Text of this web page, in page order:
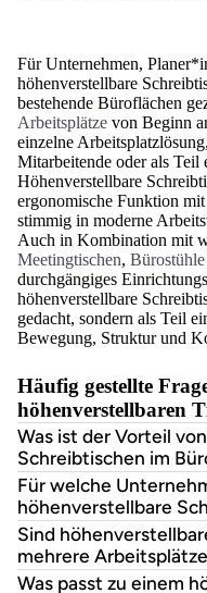
Für Unternehmen,
höhenverstellbare
bestehende Büroflächen
Arbeitsplätze von Beginn
einzelne
Mitarbeitende oder als Teil
Höhenverstellbare
ergonomische Funktion
stimmig in moderne
Auch in Kombination mit
Meetingtischen, Bürostühle
durchgängiges
höhenverstellbare
gedacht, sondern als Teil
Bewegung, Struktur und
Häufig gestellte
höhenverstellbaren
Was ist der Vorteil
Schreibtischen im
Für welche
höhenverstellbare
Sind
mehrere
Was passt zu einem